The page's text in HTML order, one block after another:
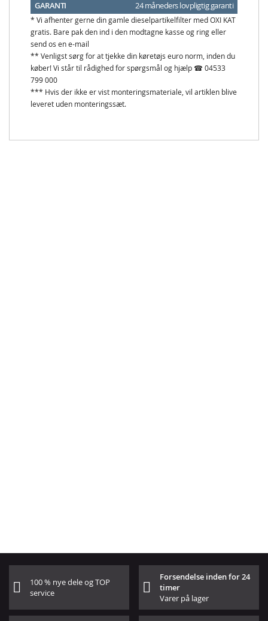
GARANTI 24 måneders lovpligtig garanti
* Vi afhenter gerne din gamle dieselpartikelfilter med OXI KAT
gratis. Bare pak den ind i den modtagne kasse og ring eller
send os en e-mail
** Venligst sørg for at tjekke din køretøjs euro norm, inden du
køber! Vi står til rådighed for spørgsmål og hjælp ☎ 04533
799 000
*** Hvis der ikke er vist monteringsmateriale, vil artiklen blive
leveret uden monteringssæt.
100 % nye dele og TOP
service
Forsendelse inden for 24
timer
Varer på lager